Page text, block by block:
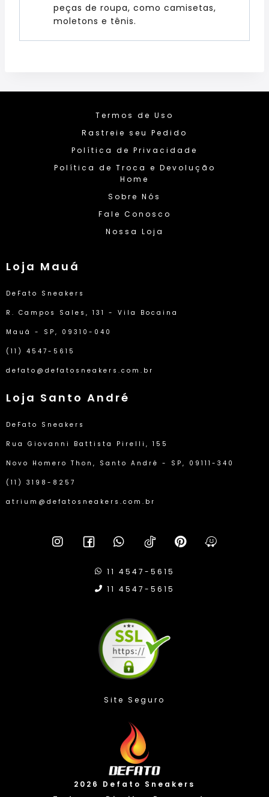
peças de roupa, como camisetas,
moletons e tênis.
Termos de Uso
Rastreie seu Pedido
Política de Privacidade
Política de Troca e Devolução
Home
Sobre Nós
Fale Conosco
Nossa Loja
Loja Mauá
DeFato Sneakers
R. Campos Sales, 131 - Vila Bocaina
Mauá - SP, 09310-040
(11) 4547-5615
defato@defatosneakers.com.br
Loja Santo André
DeFato Sneakers
Rua Giovanni Battista Pirelli, 155
Novo Homero Thon, Santo André - SP, 09111-340
(11) 3198-8257
atrium@defatosneakers.com.br
11 4547-5615
11 4547-5615
Compra Protegida
2026 Defato Sneakers